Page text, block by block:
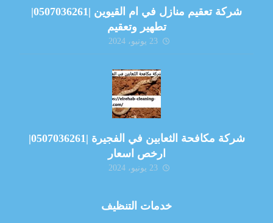
شركة تعقيم منازل في ام القيوين |0507036261|
تطهير وتعقيم
23 يونيو، 2024
شركة مكافحة الثعابين في الفجيرة |0507036261|
ارخص اسعار
23 يونيو، 2024
خدمات التنظيف